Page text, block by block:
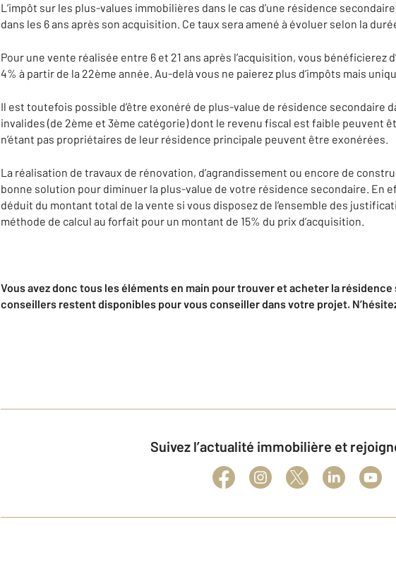
L’impôt sur les plus-values immobilières dans le cas d’une résidence
dans les 6 ans après son acquisition. Ce taux sera amené à évoluer selon la
Pour une vente réalisée entre 6 et 21 ans après l’acquisition, vous bénéficierez
4% à partir de la 22ème année. Au-delà vous ne paierez plus d’impôts mais
Il est toutefois possible d’être exonéré de plus-value de résidence secondaire
invalides (de 2ème et 3ème catégorie) dont le revenu fiscal est faible peuvent
n’étant pas propriétaires de leur résidence principale peuvent être exonérées.
La réalisation de travaux de rénovation, d’agrandissement ou encore de
bonne solution pour diminuer la plus-value de votre résidence secondaire. En
déduit du montant total de la vente si vous disposez de l’ensemble des
méthode de calcul au forfait pour un montant de 15% du prix d’acquisition.
Vous avez donc tous les éléments en main pour trouver et acheter la
conseillers restent disponibles pour vous conseiller dans votre projet.
Suivez l’actualité immobilière et